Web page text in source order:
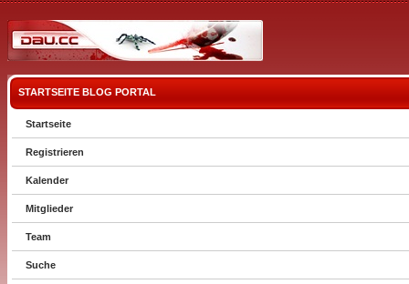
STARTSEITE BLOG PORTAL
Startseite
Registrieren
Kalender
Mitglieder
Team
Suche